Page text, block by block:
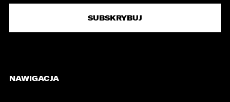
NAWIGACJA